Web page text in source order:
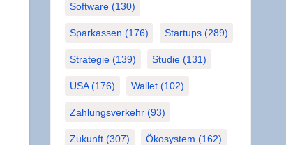
Software(130)
Sparkassen (176) Startups(289)
Strategie(139) Studie(131)
USA(176) Wallet(102)
Zahlungsverkehr(93)
Zukunft(307) Ökosystem (162)